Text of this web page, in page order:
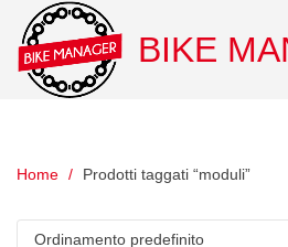
BIKE
Home Prodotti taggati “moduli”